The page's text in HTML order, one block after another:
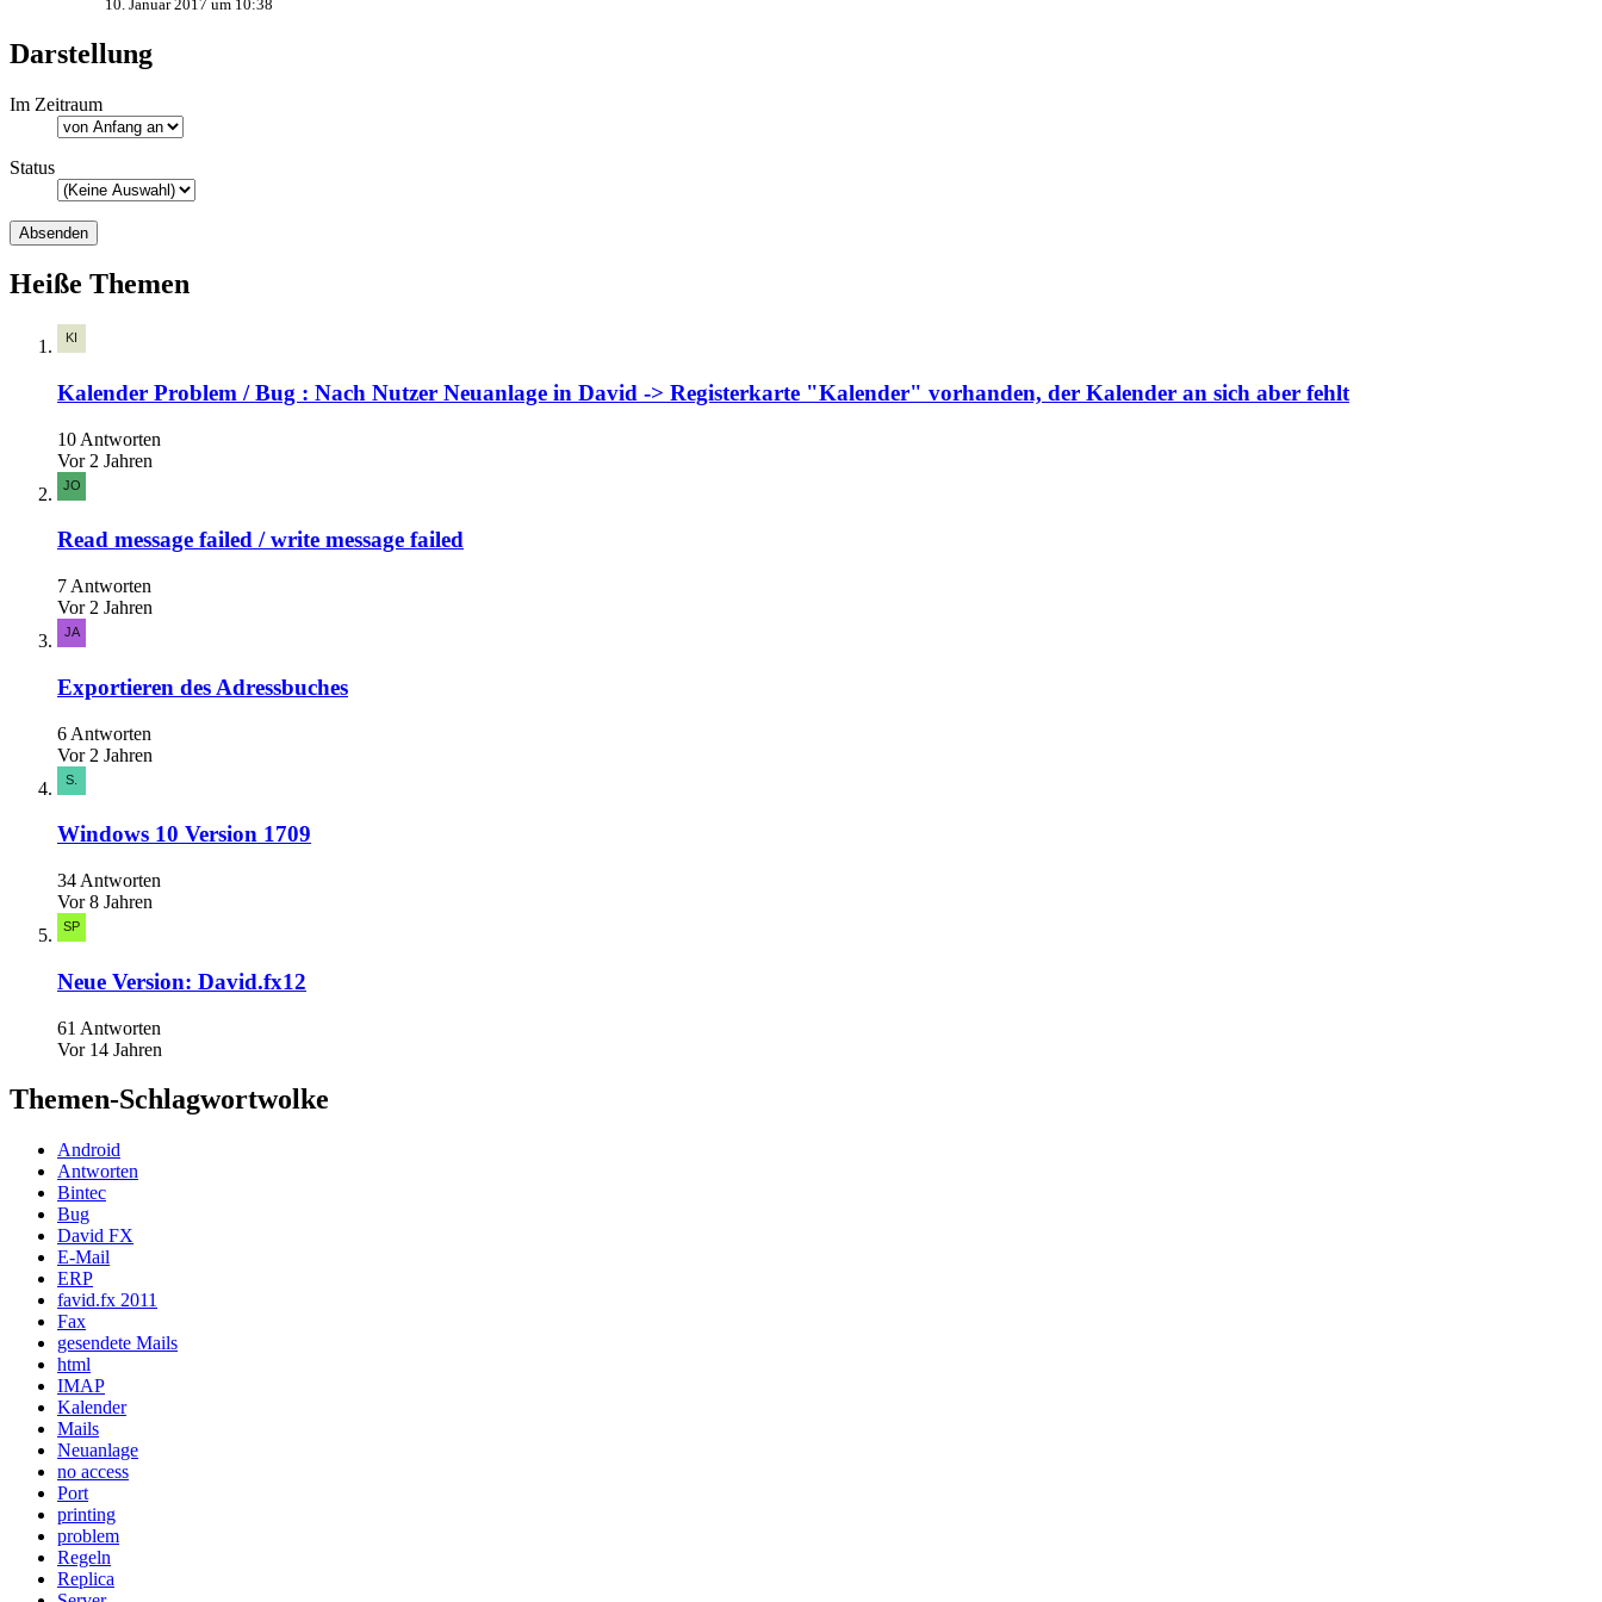
10. Januar 2017 um 10:38
Darstellung
Im Zeitraum
Status
Heiße Themen
Kalender Problem / Bug : Nach Nutzer Neuanlage in David -> Registerkarte "Kalender" vorhanden, der Kalender an sich aber fehlt
10 Antworten
Vor 2 Jahren
Read message failed / write message failed
7 Antworten
Vor 2 Jahren
Exportieren des Adressbuches
6 Antworten
Vor 2 Jahren
Windows 10 Version 1709
34 Antworten
Vor 8 Jahren
Neue Version: David.fx12
61 Antworten
Vor 14 Jahren
Themen-Schlagwortwolke
Android
Antworten
Bintec
Bug
David FX
E-Mail
ERP
favid.fx 2011
Fax
gesendete Mails
html
IMAP
Kalender
Mails
Neuanlage
no access
Port
printing
problem
Regeln
Replica